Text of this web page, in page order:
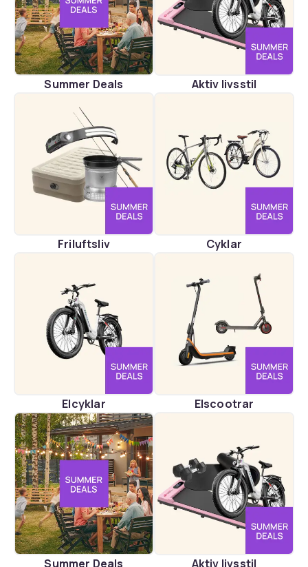
Summer Deals Aktiv livsstil
Friluftsliv Cyklar
Elcyklar Elscootrar
Summer Deals Aktiv livsstil